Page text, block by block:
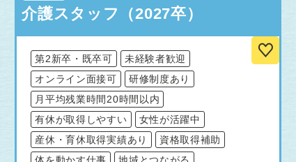
介護スタッフ（2027卒）
第2新卒・既卒可
未経験者歓迎
オンライン面接可
研修制度あり
月平均残業時間20時間以内
有休が取得しやすい
女性が活躍中
産休・育休取得実績あり
資格取得補助